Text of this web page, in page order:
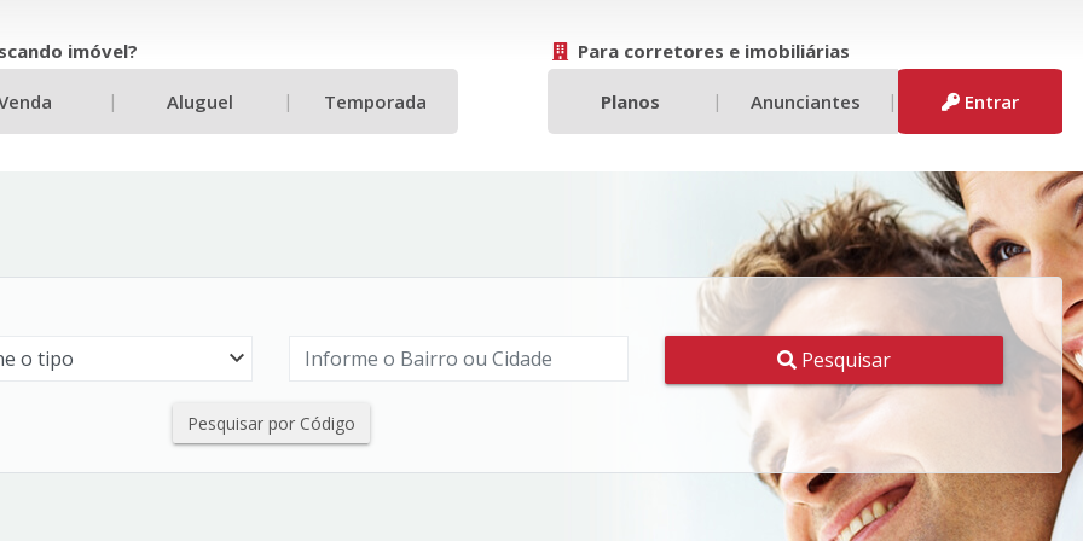
imóvel? Para corretores e imobiliárias
| Aluguel | Temporada Planos | Anunciantes | Entrar
Pesquisar
Pesquisar por Código